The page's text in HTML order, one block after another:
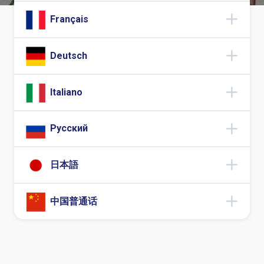
Français
Deutsch
Italiano
Русский
日本語
中国普通话